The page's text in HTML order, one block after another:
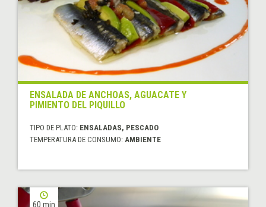
ENSALADA DE ANCHOAS, AGUACATE Y
PIMIENTO DEL PIQUILLO
TIPO DE PLATO: ENSALADAS, PESCADO
TEMPERATURA DE CONSUMO: AMBIENTE
60 min